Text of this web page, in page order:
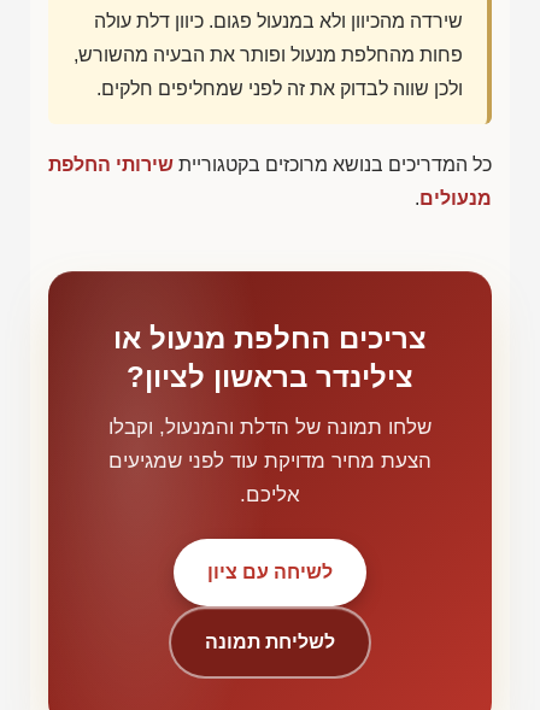
שירדה מהכיוון ולא במנעול פגום. כיוון דלת עולה
פחות מהחלפת מנעול ופותר את הבעיה מהשורש,
ולכן שווה לבדוק את זה לפני שמחליפים חלקים.
כל המדריכים בנושא מרוכזים בקטגוריית שירותי החלפת
מנעולים.
צריכים החלפת מנעול או
צילינדר בראשון לציון?
שלחו תמונה של הדלת והמנעול, וקבלו
הצעת מחיר מדויקת עוד לפני שמגיעים
אליכם.
לשיחה עם ציון
לשליחת תמונה